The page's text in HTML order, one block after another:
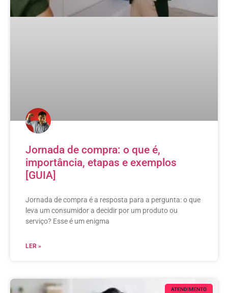
Jornada de compra: o que é,
importância, etapas e exemplos
[GUIA]
Jornada de compra é a resposta para a pergunta: o que
leva um consumidor a decidir por um produto ou
serviço? Esse é um enigma
LER »
ATENDIMENTO